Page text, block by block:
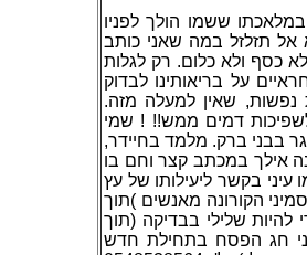
ששמו הולך לפניו
תזלזל במה שאני כותב
כסף ולא כלום. רק לגלות
על בריאותינו לבדוק
נפשות, שאין למעלה מזה.
דמים ממש!! ! שמי
(אינני רופא. אני גר בבני ברק. מלמד בחיידר,
אילך במכתב קצר וחם בו
בקשר ליעילותו של עץ
הקורונה מאנשים )תוך
כדי להיות שלילי בבדיקה (תוך
חג הפסח בתחילת חדש